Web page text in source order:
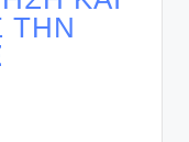
ΤΗΝ